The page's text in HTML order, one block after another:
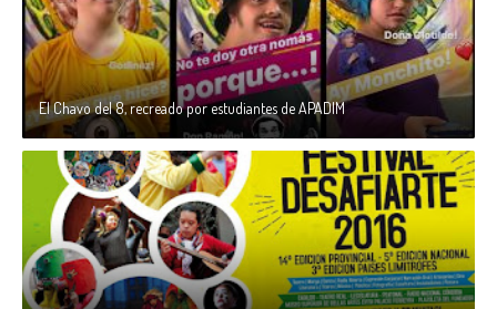
El Chavo del 8, recreado por estudiantes de APADIM